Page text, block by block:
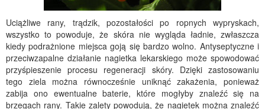
Uciążliwe rany, trądzik, pozostałości po ropnych wypryskach,
wszystko to powoduje, że skóra nie wygląda ładnie, zwłaszcza
kiedy podrażnione miejsca goją się bardzo wolno. Antyseptyczne i
przeciwzapalne działanie nagietka lekarskiego może spowodować
przyśpieszenie procesu regeneracji skóry. Dzięki zastosowaniu
tego ziela można równocześnie uniknąć zakażenia, ponieważ
zabija ono ewentualne baterie, które mogłyby znaleźć się na
brzegach rany. Takie zalety powodują, że nagietek można znaleźć